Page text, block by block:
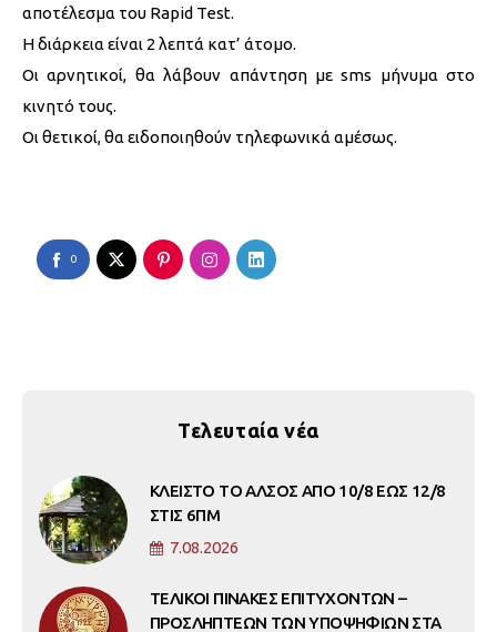
αποτέλεσμα του Rapid Test.
Η διάρκεια είναι 2 λεπτά κατ’ άτομο.
Οι αρνητικοί, θα λάβουν απάντηση με sms μήνυμα στο
κινητό τους.
Οι θετικοί, θα ειδοποιηθούν τηλεφωνικά αμέσως.
0
Τελευταία νέα
ΚΛΕΙΣΤΟ ΤΟ ΑΛΣΟΣ ΑΠΟ 10/8 ΕΩΣ 12/8
ΣΤΙΣ 6ΠΜ
7.08.2026
ΤΕΛΙΚΟΙ ΠΙΝΑΚΕΣ ΕΠΙΤΥΧΟΝΤΩΝ –
ΠΡΟΣΛΗΠΤΕΩΝ ΤΩΝ ΥΠΟΨΗΦΙΩΝ ΣΤΑ